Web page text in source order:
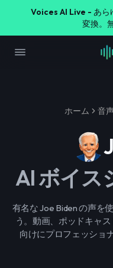
Voices AI Live - あら
変換。
ホーム 音
AI ボイス
有名な Joe Biden の声を
う。動画、ポッドキャ
向けにプロフェッショ